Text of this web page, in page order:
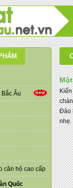
Âu
căn hộ cao cấp
Quốc
Đảo
nhẹ.